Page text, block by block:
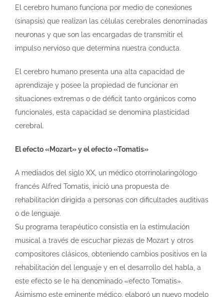
El cerebro humano funciona por medio de conexiones
(sinapsis) que realizan las células cerebrales denominadas
neuronas y que son las encargadas de transmitir el
impulso nervioso que determina nuestra conducta.
El cerebro humano presenta una alta capacidad de
aprendizaje y posee la propiedad de funcionar en
situaciones extremas o de déficit tanto orgánicos como
funcionales, esta capacidad se denomina plasticidad
cerebral.
El efecto «Mozart» y el efecto «Tomatis»
A mediados del siglo XX, un médico otorrinolaringólogo
francés Alfred Tomatis, inició una propuesta de
rehabilitación dirigida a personas con dificultades auditivas
o de lenguaje.
Su programa terapéutico consistía en la estimulación
musical a través de escuchar piezas de Mozart y otros
compositores clásicos, obteniendo cambios positivos en la
rehabilitación del lenguaje y en el desarrollo del habla, a
este efecto se le ha denominado «efecto Tomatis».
Asimismo este eminente médico, elaboró un nuevo modelo